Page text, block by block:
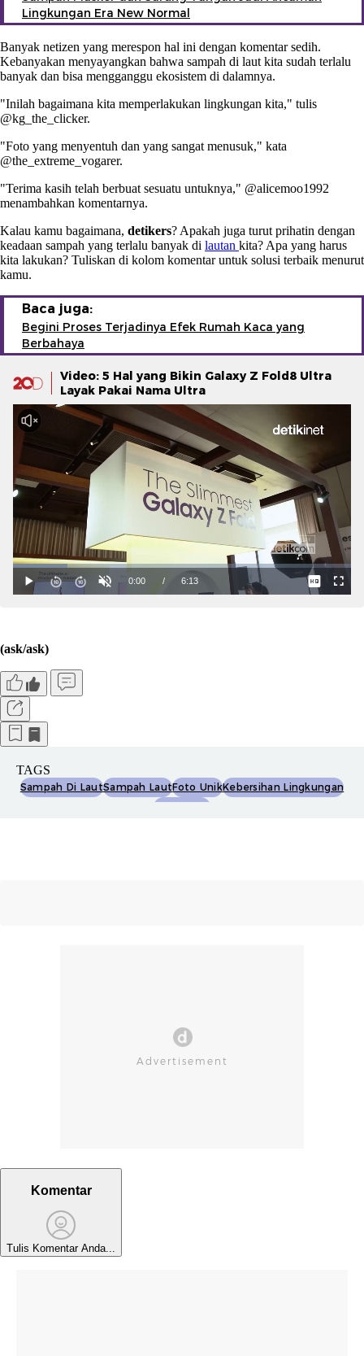
Lingkungan Era New Normal
Banyak netizen yang merespon hal ini dengan komentar sedih.
Kebanyakan menyayangkan bahwa sampah di laut kita sudah terlalu
banyak dan bisa mengganggu ekosistem di dalamnya.
"Inilah bagaimana kita memperlakukan lingkungan kita," tulis
@kg_the_clicker.
"Foto yang menyentuh dan yang sangat menusuk," kata
@the_extreme_vogarer.
"Terima kasih telah berbuat sesuatu untuknya," @alicemoo1992
menambahkan komentarnya.
Kalau kamu bagaimana, detikers? Apakah juga turut prihatin dengan
keadaan sampah yang terlalu banyak di lautan kita? Apa yang harus
kita lakukan? Tuliskan di kolom komentar untuk solusi terbaik menurut
kamu.
Baca juga:
Begini Proses Terjadinya Efek Rumah Kaca yang
Berbahaya
Video: 5 Hal yang Bikin Galaxy Z Fold8 Ultra
Layak Pakai Nama Ultra
(ask/ask)
TAGS
Sampah Di LautSampah LautFoto UnikKebersihan Lingkungan
Komentar
Tulis Komentar Anda...